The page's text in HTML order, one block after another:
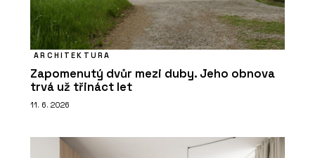
ARCHITEKTURA
Zapomenutý dvůr mezi duby. Jeho obnova
trvá už třináct let
11. 6. 2026